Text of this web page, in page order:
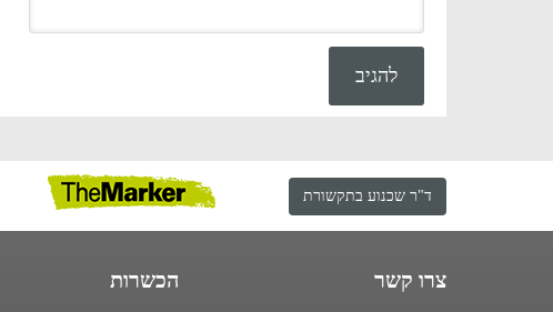
ד"ר שכנוע בתקשורת
צרו קשר הכשרות